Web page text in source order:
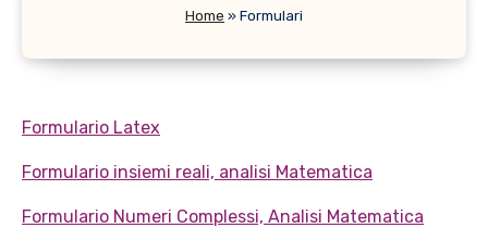
Home » Formulari
Formulario Latex
Formulario insiemi reali, analisi Matematica
Formulario Numeri Complessi, Analisi Matematica